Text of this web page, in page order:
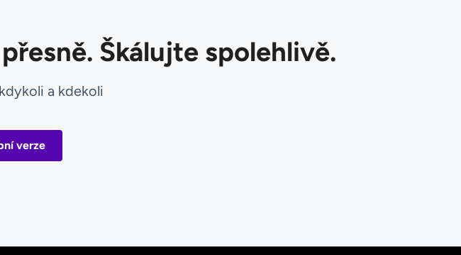
Škálujte spolehlivě.
a kdekoli
verze